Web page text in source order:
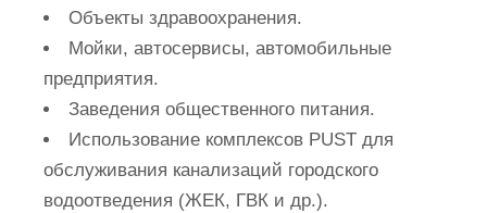
Объекты здравоохранения.
Мойки, автосервисы, автомобильные
предприятия.
Заведения общественного питания.
Использование комплексов PUST для
обслуживания канализаций городского
водоотведения (ЖЕК, ГВК и др.).